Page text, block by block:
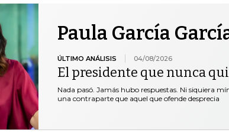
Paula García
ÚLTIMO ANÁLISIS 04/08/2026
El presidente que nunca
Nada pasó. Jamás hubo respuestas. Ni siquiera
una contraparte que aquel que ofende desprecia